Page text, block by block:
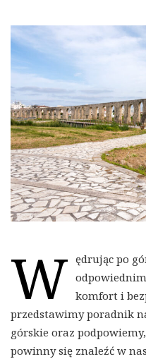
W ędrując po
komfort i
przedstawimy poradnik
górskie oraz
powinny się znaleźć w